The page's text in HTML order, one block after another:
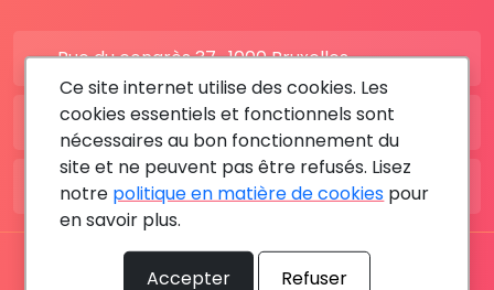
Rue du congrès 37 , 1000 Bruxelles
BE: +32 28080227
FR: +33 183642895
Tous les droits sont réservés © 2026 RDV MÉDICAL By
Ce site internet utilise des cookies. Les
cookies essentiels et fonctionnels sont
nécessaires au bon fonctionnement du
site et ne peuvent pas être refusés. Lisez
notre politique en matière de cookies pour
en savoir plus.
Accepter Refuser